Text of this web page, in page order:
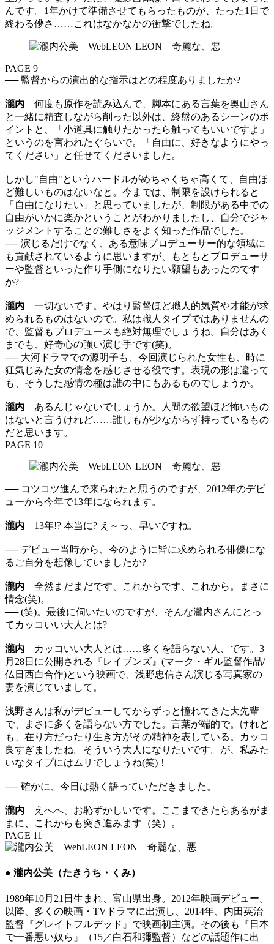
んです。1年かけて準備させてもらったものが、たった1日で
終わる儚さ……これはなかなかの衝撃でしたね。
PAGE 9
── 監督からの演出的な指示はどの程度ありましたか?
瀧内 何度も原作を読み込んで、脚本にある言葉を奥山さん
と一緒に精査しながら削った以外は、終盤のあるシーンのポ
イントと、「小道具に触りたかったら触ってもいいですよ」
というのを言われたぐらいで。「自由に、好きなようにやっ
てください」と任せてくださいました。
しかし"自由"というハードルがめちゃくちゃ高くて、自由ほ
ど難しいものはないなと。今までは、制限を設けられると
「自由になりたい」と思っていましたが、制限がある中での
自由がいかに楽かということがわかりましたし、自分でジャ
ッジメントすることの難しさをよく知った作品でした。
── 演じるだけでなく、ある意味プロデューサー的な領域に
も貢献されているように思いますが、もともとプロデューサ
ーや監督といった作り手側になりたい願望もあったのです
か?
瀧内 一切ないです。やはり監督ほど職人的気質や才能が求
められるものはないので。私は職人タイプではありませんの
で、監督もプロデュースも絶対無理でしょうね。自分はあく
までも、好奇心の強い演じ手です(笑)。
── 大河ドラマでの源明子も、今回演じられた女性も、時に
狂気じみた女の情念を感じさせる役です。表現の形は違って
も、そうした感情の種は誰の中にもあるものでしょうか。
瀧内 あるんじゃないでしょうか。人間の欲望ほど怖いもの
はないと言うけれど……誰しもが少なからず持っているもの
だと思います。
PAGE 10
── コツコツ進んで来られたと思うのですが、2012年のデビ
ューから今年で13年になられます。
瀧内 13年!? 本当に? え～っ、早いですね。
── デビュー当時から、今のように皆に求められる俳優にな
るご自分を想像していましたか?
瀧内 全然まだまだです、これからです、これから。まさに
情念(笑)。
── (笑)。最後に伺いたいのですが、そんな瀧内さんにとっ
てカッコいい大人とは?
瀧内 カッコいい大人とは……多くを語らない人、です。3
月28日に公開される『レイブンズ』(マーク・ギル監督作品/
仏日西白合作)という映画で、浅野忠信さん演じる写真家の
妻を演じていまして。
浅野さんは私がデビューしてからずっと憧れてきた大先輩
で、まさに多くを語らない方でした。言葉が端的で。けれど
も、在り方だったり生き方がその精神を表している。カッコ
良すぎましたね。そういう大人になりたいです。が、私みた
いなタイプにはムリでしょうね(笑)！
── 確かに、今日は熱く語っていただきました。
瀧内 えへへ、お恥ずかしいです。ここまできたらあるがま
まに、これからも突き進みます（笑）。
PAGE 11
● 瀧内公美（たきうち・くみ）
1989年10月21日生まれ、富山県出身。2012年映画デビュー。
以降、多くの映画・TVドラマに出演し、2014年、内田英治
監督『グレイトフルデッド』で映画初主演。その後も『日本
で一番悪い奴ら』（15／白石和彌監督）などの話題作に出